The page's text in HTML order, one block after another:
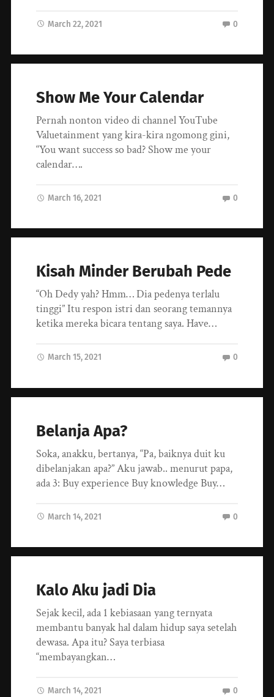
March 22, 2021 0
Show Me Your Calendar
Pernah nonton video di channel YouTube
Valuetainment yang kira-kira ngomong gini,
“You want success so bad? Show me your
calendar….
March 16, 2021 0
Kisah Minder Berubah Pede
“Oh Dedy yah? Hmm… Dia pedenya terlalu
tinggi” Itu respon istri dan seorang temannya
ketika mereka bicara tentang saya. Have…
March 15, 2021 0
Belanja Apa?
Soka, anakku, bertanya, “Pa, baiknya duit ku
dibelanjakan apa?” Aku jawab.. menurut papa,
ada 3: Buy experience Buy knowledge Buy…
March 14, 2021 0
Kalo Aku jadi Dia
Sejak kecil, ada 1 kebiasaan yang ternyata
membantu banyak hal dalam hidup saya setelah
dewasa. Apa itu? Saya terbiasa
“membayangkan…
March 14, 2021 0